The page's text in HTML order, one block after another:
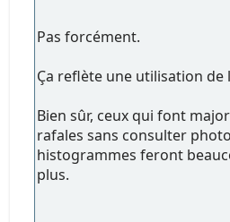
Pas forcément.
Ça reflète une utilisation de
Bien sûr, ceux qui font
rafales sans consulter
histogrammes feront
plus.